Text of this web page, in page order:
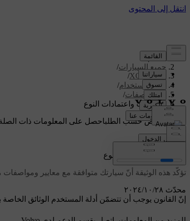
الدعم/
جميع السيارات/
XC60 2026
/
دليل الاستخدام/
المواصفات/
الشهادات واعتمادات النوع
دعم مخصص حسب الطلباحصل على المعلومات ذات
تسجيل الدخول
محدّث ٢٨‏/١٠‏/٢٠٢٤
الشهادات واعتمادات النوع
تؤكّد هذه الوثيقة أنّ سيارتك متوافقة مع معايير ومواصفات
إنّ القانون يوجب أن تتضمّن أدلة المستخدم الوثائق